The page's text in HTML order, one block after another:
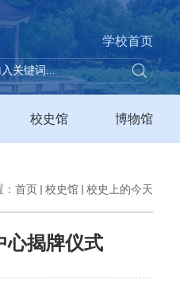
学校首页
校史馆 博物馆
：首页 校史馆 校史上的今天
心揭牌仪式